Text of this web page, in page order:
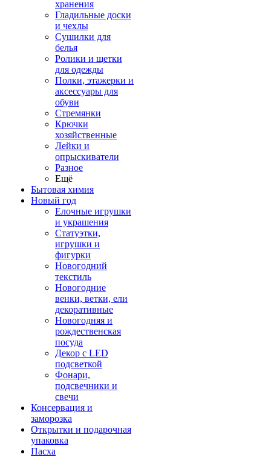
хранения
Гладильные доски
и чехлы
Сушилки для
белья
Ролики и щетки
для одежды
Полки, этажерки и
аксессуары для
обуви
Стремянки
Крючки
хозяйственные
Лейки и
опрыскиватели
Разное
Ещё
Бытовая химия
Новый год
Елочные игрушки
и украшения
Статуэтки,
игрушки и
фигурки
Новогодний
текстиль
Новогодние
венки, ветки, ели
декоративные
Новогодняя и
рождественская
посуда
Декор с LED
подсветкой
Фонари,
подсвечники и
свечи
Консервация и
заморозка
Открытки и подарочная
упаковка
Пасха